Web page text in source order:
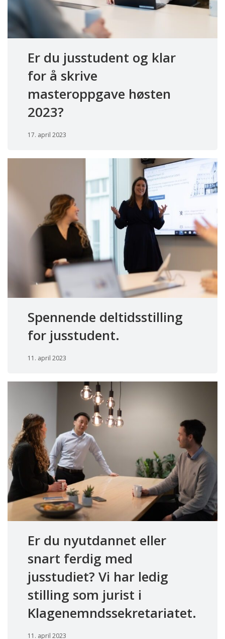
Er du jusstudent og klar
for å skrive
masteroppgave høsten
2023?
17. april 2023
Spennende deltidsstilling
for jusstudent.
11. april 2023
Er du nyutdannet eller
snart ferdig med
jusstudiet? Vi har ledig
stilling som jurist i
Klagenemndssekretariatet.
11. april 2023